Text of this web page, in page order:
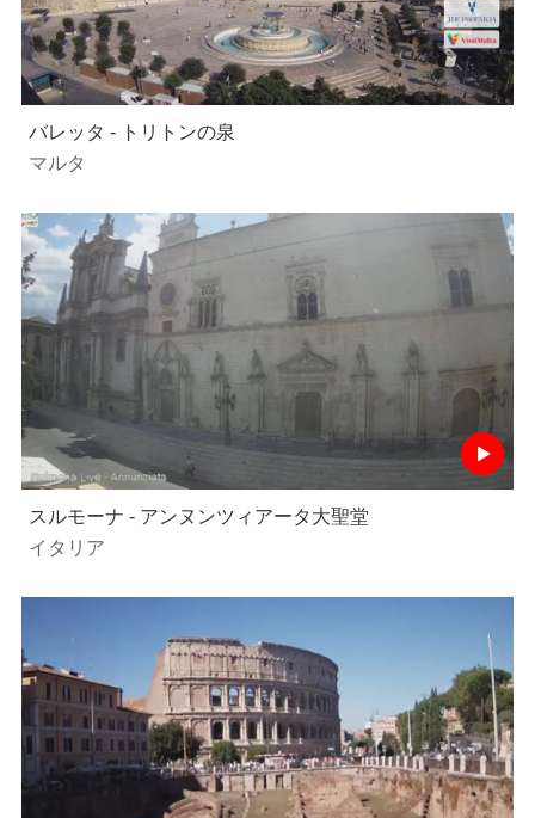
バレッタ - トリトンの泉
マルタ
スルモーナ - アンヌンツィアータ大聖堂
イタリア